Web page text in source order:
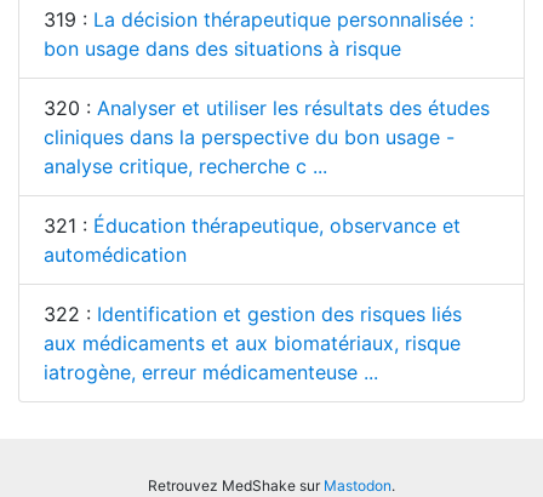
319 : La décision thérapeutique personnalisée :
bon usage dans des situations à risque
320 : Analyser et utiliser les résultats des études
cliniques dans la perspective du bon usage -
analyse critique, recherche c ...
321 : Éducation thérapeutique, observance et
automédication
322 : Identification et gestion des risques liés
aux médicaments et aux biomatériaux, risque
iatrogène, erreur médicamenteuse ...
Retrouvez MedShake sur Mastodon.